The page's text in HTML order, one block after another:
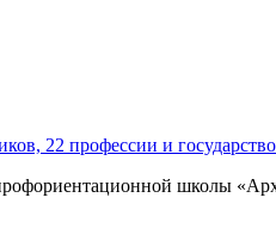
22 профессии и
школы